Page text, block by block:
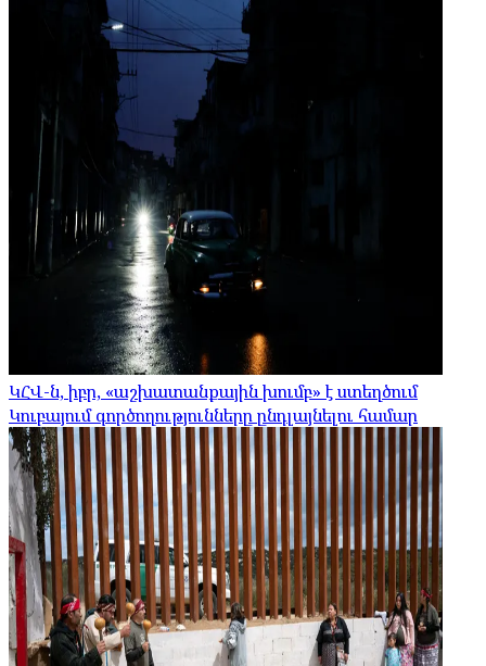
ԿՀՎ-ն, իբր, «աշխատանքային խումբ» է ստեղծում
Կուբայում գործողությունները ընդլայնելու համար